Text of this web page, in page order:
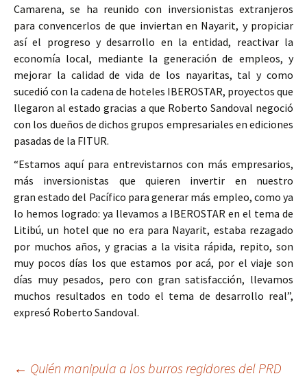
Camarena, se ha reunido con inversionistas extranjeros
para convencerlos de que inviertan en Nayarit, y propiciar
así el progreso y desarrollo en la entidad, reactivar la
economía local, mediante la generación de empleos, y
mejorar la calidad de vida de los nayaritas, tal y como
sucedió con la cadena de hoteles IBEROSTAR, proyectos que
llegaron al estado gracias a que Roberto Sandoval negoció
con los dueños de dichos grupos empresariales en ediciones
pasadas de la FITUR.
“Estamos aquí para entrevistarnos con más empresarios,
más inversionistas que quieren invertir en nuestro
gran estado del Pacífico para generar más empleo, como ya
lo hemos logrado: ya llevamos a IBEROSTAR en el tema de
Litibú, un hotel que no era para Nayarit, estaba rezagado
por muchos años, y gracias a la visita rápida, repito, son
muy pocos días los que estamos por acá, por el viaje son
días muy pesados, pero con gran satisfacción, llevamos
muchos resultados en todo el tema de desarrollo real”,
expresó Roberto Sandoval.
← Quién manipula a los burros regidores del PRD